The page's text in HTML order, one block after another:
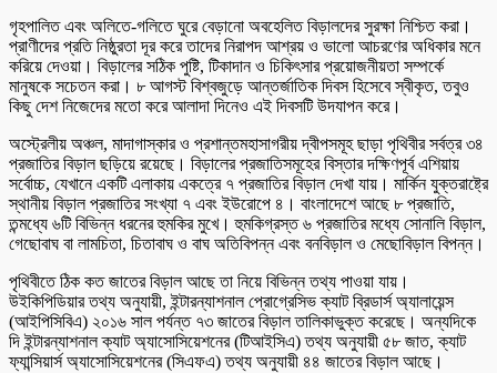
গৃহপালিত এবং অলিতে-গলিতে ঘুরে বেড়ানো অবহেলিত বিড়ালদের সুরক্ষা নিশ্চিত করা।
প্রাণীদের প্রতি নিষ্ঠুরতা দূর করে তাদের নিরাপদ আশ্রয় ও ভালো আচরণের অধিকার মনে
করিয়ে দেওয়া। বিড়ালের সঠিক পুষ্টি, টিকাদান ও চিকিৎসার প্রয়োজনীয়তা সম্পর্কে
মানুষকে সচেতন করা। ৮ আগস্ট বিশ্বজুড়ে আন্তর্জাতিক দিবস হিসেবে স্বীকৃত, তবুও
কিছু দেশ নিজেদের মতো করে আলাদা দিনেও এই দিবসটি উদযাপন করে।
অস্ট্রেলীয় অঞ্চল, মাদাগাস্কার ও প্রশান্তমহাসাগরীয় দ্বীপসমূহ ছাড়া পৃথিবীর সর্বত্র ৩৪
প্রজাতির বিড়াল ছড়িয়ে রয়েছে। বিড়ালের প্রজাতিসমূহের বিস্তার দক্ষিণপূর্ব এশিয়ায়
সর্বোচ্চ, যেখানে একটি এলাকায় একত্রে ৭ প্রজাতির বিড়াল দেখা যায়। মার্কিন যুক্তরাষ্ট্রে
স্থানীয় বিড়াল প্রজাতির সংখ্যা ৭ এবং ইউরোপে ৪। বাংলাদেশে আছে ৮ প্রজাতি,
তন্মধ্যে ৬টি বিভিন্ন ধরনের হুমকির মুখে। হুমকিগ্রস্ত ৬ প্রজাতির মধ্যে সোনালি বিড়াল,
গেছোবাঘ বা লামচিতা, চিতাবাঘ ও বাঘ অতিবিপন্ন এবং বনবিড়াল ও মেছোবিড়াল বিপন্ন।
পৃথিবীতে ঠিক কত জাতের বিড়াল আছে তা নিয়ে বিভিন্ন তথ্য পাওয়া যায়।
উইকিপিডিয়ার তথ্য অনুযায়ী, ইন্টারন্যাশনাল প্রোগ্রেসিভ ক্যাট ব্রিডার্স অ্যালায়েন্স
(আইপিসিবিএ) ২০১৬ সাল পর্যন্ত ৭৩ জাতের বিড়াল তালিকাভুক্ত করেছে। অন্যদিকে
দি ইন্টারন্যাশনাল ক্যাট অ্যাসোসিয়েশনের (টিআইসিএ) তথ্য অনুযায়ী ৫৮ জাত, ক্যাট
ফ্যান্সিয়ার্স অ্যাসোসিয়েশনের (সিএফএ) তথ্য অনুযায়ী ৪৪ জাতের বিড়াল আছে।